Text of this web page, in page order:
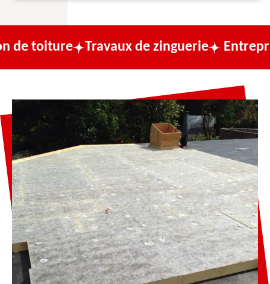
Travaux de zinguerie Entreprise de